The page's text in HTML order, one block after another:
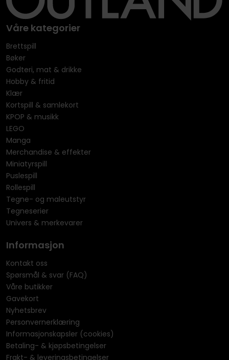
Våre kategorier
Brettspill
Bøker
Godteri, mat & drikke
Hobby & fritid
Klær
Kortspill & samlekort
KPOP & musikk
LEGO
Manga
Merchandise & effekter
Miniatyrspill
Puslespill
Rollespill
Tegne- og maleutstyr
Tegneserier
Univers & merkevarer
Informasjon
Kontakt oss
Spørsmål & svar (FAQ)
Våre butikker
Gavekort
Nyhetsbrev
Personvernerklæring
Informasjonskapsler (cookies)
Betaling- & kjøpsbetingelser
Frakt- & leveringsbetingelser